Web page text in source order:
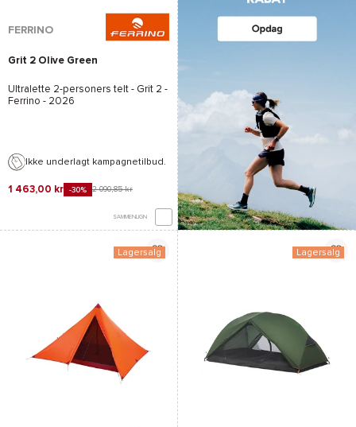
FERRINO
Grit 2 Olive Green
Ultralette 2-personers telt - Grit 2 -
Ferrino - 2026
Ikke underlagt kampagnetilbud.
1 463,00 kr -30% 2 090,85 kr
SAMMENLIGN
Lagersalg Lagersalg